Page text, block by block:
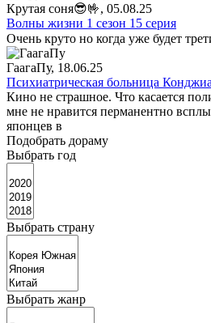
Крутая соня😎🤟, 05.08.25
Волны жизни 1 сезон 15 серия
Очень круто но когда уже будет
ГаагаПу, 18.06.25
Психиатрическая больница
Кино не страшное. Что касается
мне не нравится перманентно
японцев в
Подобрать дораму
Выбрать год
Выбрать страну
Выбрать жанр